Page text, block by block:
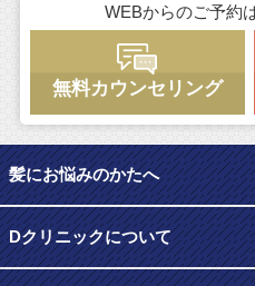
WEBからのご予約
無料カウンセリング
髪にお悩みのかたへ
Dクリニックについて